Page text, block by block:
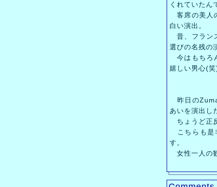
くれていたん
客席の美人
白い演出。
昔、フラン
選びの名残の
今はもちろ
嬉しい男心(
昨日の
あいを演出し
ちょうど正
こちらも是
す。
女性一人の